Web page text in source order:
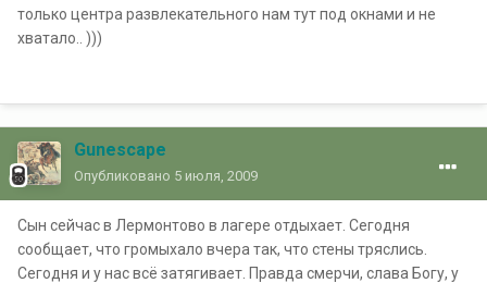
только центра развлекательного нам тут под окнами и не
хватало.. )))
Gunescape
Опубликовано 5 июля, 2009
Сын сейчас в Лермонтово в лагере отдыхает. Сегодня
сообщает, что громыхало вчера так, что стены тряслись.
Сегодня и у нас всё затягивает. Правда смерчи, слава Богу, у